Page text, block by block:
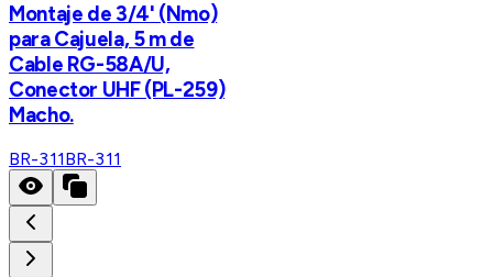
Montaje de 3/4' (Nmo)
para Cajuela, 5 m de
Cable RG-58A/U,
Conector UHF (PL-259)
Macho.
BR-311BR-311